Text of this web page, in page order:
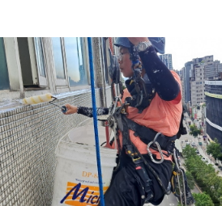
頁
面
頁
面
頁
面